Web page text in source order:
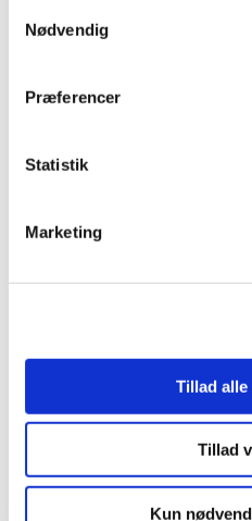
Nødvendig
Præferencer
Statistik
Marketing
Tillad
Tillad
Kun
2018 (150)
2016 (167)
2011 (13)
2007 (3)
2005 (2)
Links